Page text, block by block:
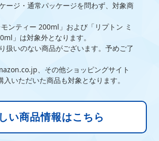
ージ・通常パッケージを問わず、対象商
モンティー 200ml」および「リプトン ミ
」は対象外となります。
扱いのない商品がございます。予めご了
、その他ショッピングサイト
入いただいた商品も対象となります。
い商品情報はこちら